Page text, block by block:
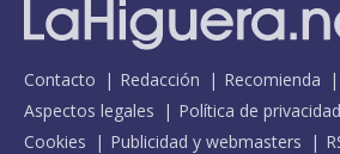
Contacto Redacción Recomienda
Aspectos legales
Política de privacidad
Cookies
Publicidad y webmasters